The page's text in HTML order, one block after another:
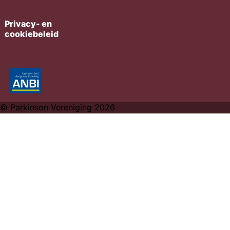
Privacy- en
cookiebeleid
© Parkinson Vereniging 2026